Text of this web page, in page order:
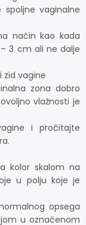
spoljne vaginalne
način kao kada
3 cm ali ne dalje
zid vagine
zona dobro
vlažnosti je
i pročitajte
kolor skalom na
u polju koje je
opsega
u označenom